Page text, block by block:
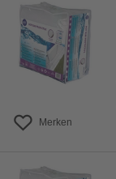
Merken